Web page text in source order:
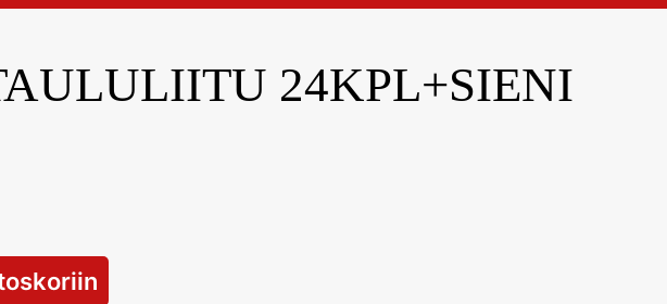
24KPL+SIENI